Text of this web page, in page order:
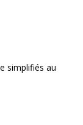
simplifiés au